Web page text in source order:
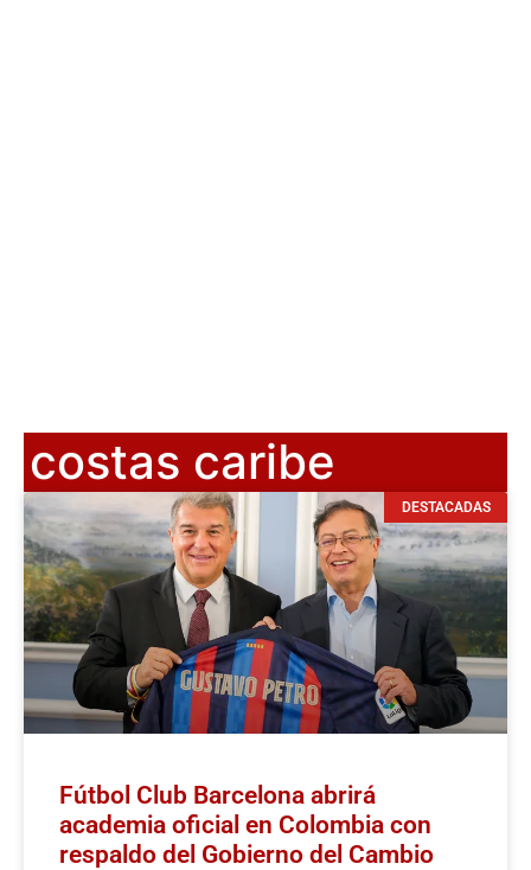
costas caribe
DESTACADAS
Fútbol Club Barcelona abrirá
academia oficial en Colombia con
respaldo del Gobierno del Cambio